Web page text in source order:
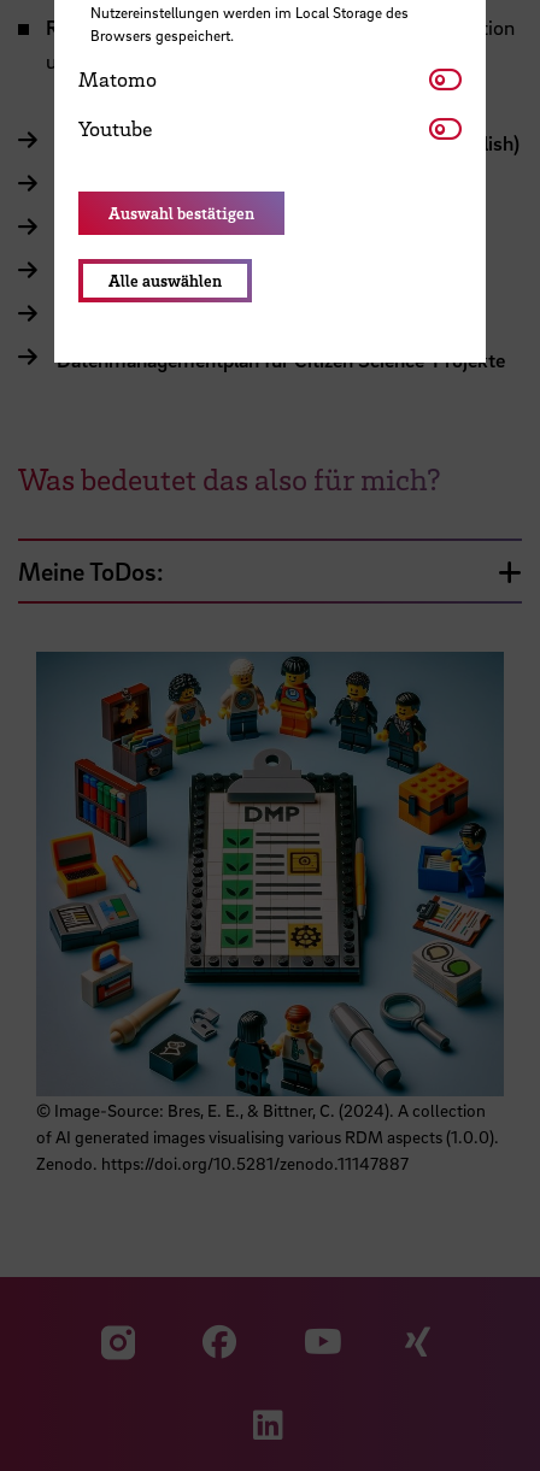
Ressourcen:
Kosten für Personal, Metadaten, Kuration
und Archivierung
Textbausteine für HSB-Forschende (Deutsch/English)
Allgemeine Informationen
Ein Online-DMP-Tool
Handreichung RDMO- FORTH-BW-Projekt
Datenmanagementplan für Citizen Science-Projekte
Was bedeutet das also für mich?
Meine ToDos:
© Image-Source: Bres, E. E., & Bittner, C. (2024). A collection
of AI generated images visualising various RDM aspects (1.0.0).
Zenodo. https://doi.org/10.5281/zenodo.11147887
Zu unserer Facebook
Zu
Zu unserer
Nutzereinstellungen werden im Local Storage des
Browsers gespeichert.
Matomo Matomo
Youtube Youtube
Auswahl bestätigen
Alle auswählen